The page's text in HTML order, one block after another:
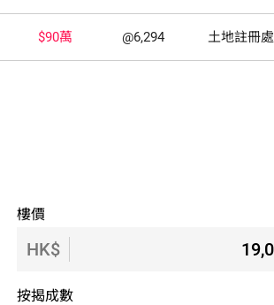
$90萬 @6,294 土地註冊處
樓價
HK$
按揭成數